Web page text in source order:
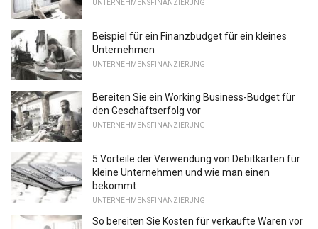
UNTERNEHMENSFINANZIERUNG
Beispiel für ein Finanzbudget für ein kleines
Unternehmen
UNTERNEHMENSFINANZIERUNG
Bereiten Sie ein Working Business-Budget für
den Geschäftserfolg vor
UNTERNEHMENSFINANZIERUNG
5 Vorteile der Verwendung von Debitkarten für
kleine Unternehmen und wie man einen
bekommt
UNTERNEHMENSFINANZIERUNG
So bereiten Sie Kosten für verkaufte Waren vor